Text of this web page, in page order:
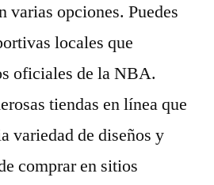
varias opciones. Puedes
locales que
oficiales de la NBA.
tiendas en línea que
variedad de diseños y
comprar en sitios